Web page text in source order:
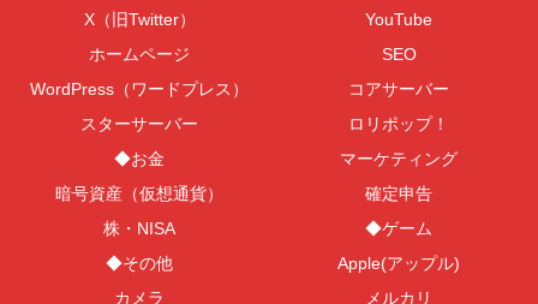
X（旧Twitter）
YouTube
ホームページ
SEO
WordPress（ワードプレス）
コアサーバー
スターサーバー
ロリポップ！
◆お金
マーケティング
暗号資産（仮想通貨）
確定申告
株・NISA
◆ゲーム
◆その他
Apple(アップル)
カメラ
メルカリ